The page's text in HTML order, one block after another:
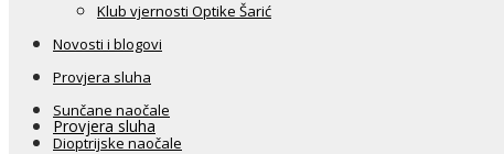
Provjera sluha
Klub vjernosti Optike Šarić
Novosti i blogovi
Provjera sluha
Sunčane naočale
Dioptrijske naočale